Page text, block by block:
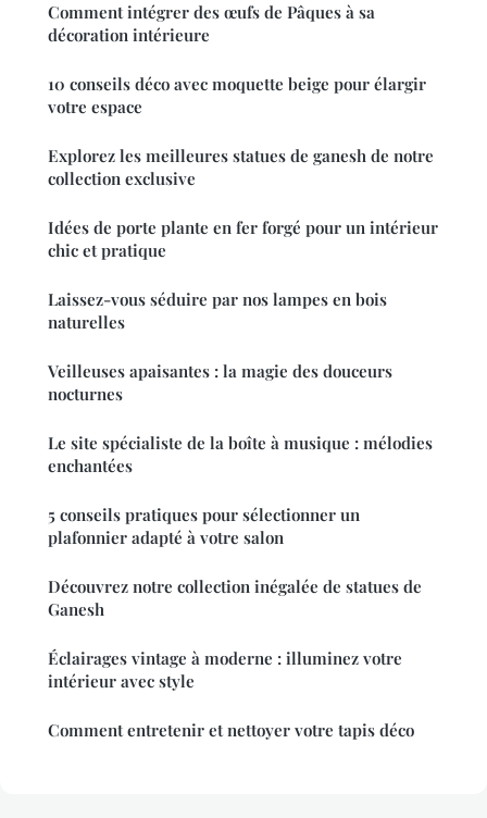
Comment intégrer des œufs de Pâques à sa
décoration intérieure
10 conseils déco avec moquette beige pour élargir
votre espace
Explorez les meilleures statues de ganesh de notre
collection exclusive
Idées de porte plante en fer forgé pour un intérieur
chic et pratique
Laissez-vous séduire par nos lampes en bois
naturelles
Veilleuses apaisantes : la magie des douceurs
nocturnes
Le site spécialiste de la boîte à musique : mélodies
enchantées
5 conseils pratiques pour sélectionner un
plafonnier adapté à votre salon
Découvrez notre collection inégalée de statues de
Ganesh
Éclairages vintage à moderne : illuminez votre
intérieur avec style
Comment entretenir et nettoyer votre tapis déco